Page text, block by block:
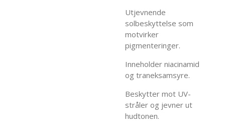
Utjevnende
solbeskyttelse som
motvirker
pigmenteringer.
Inneholder niacinamid
og traneksamsyre.
Beskytter mot UV-
stråler og jevner ut
hudtonen.